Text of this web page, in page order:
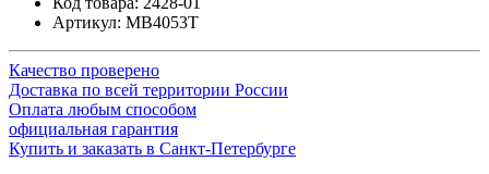
Артикул: MB4053T
Качество проверено
Доставка по всей территории России
Оплата любым способом
официальная гарантия
Купить и заказать в Санкт-Петербурге